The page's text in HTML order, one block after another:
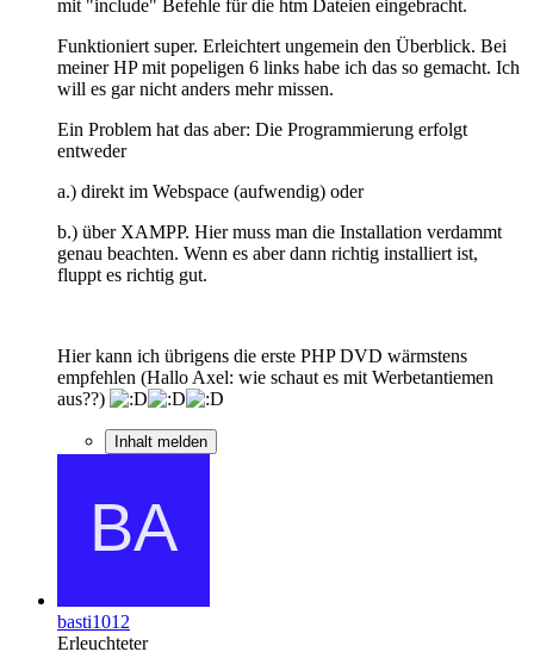
mit "include" Befehle für die htm Dateien eingebracht.
Funktioniert super. Erleichtert ungemein den Überblick. Bei
meiner HP mit popeligen 6 links habe ich das so gemacht. Ich
will es gar nicht anders mehr missen.
Ein Problem hat das aber: Die Programmierung erfolgt
entweder
a.) direkt im Webspace (aufwendig) oder
b.) über XAMPP. Hier muss man die Installation verdammt
genau beachten. Wenn es aber dann richtig installiert ist,
fluppt es richtig gut.
Hier kann ich übrigens die erste PHP DVD wärmstens
empfehlen (Hallo Axel: wie schaut es mit Werbetantiemen
aus??)
Inhalt melden
basti1012
Erleuchteter